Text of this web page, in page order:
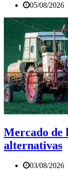
05/08/2026
Mercado de
alternativas
03/08/2026